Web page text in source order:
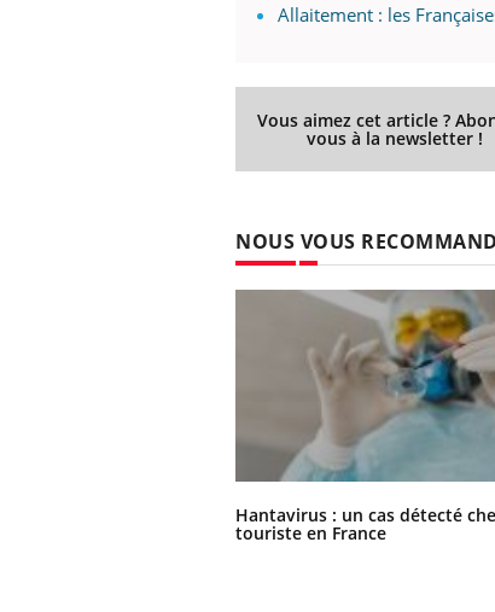
Allaitement : les
Vous aimez cet article ?
vous à la newsletter !
NOUS VOUS
Hantavirus : un cas détecté
touriste en France